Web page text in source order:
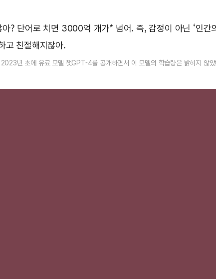
? 단어로 치면 3000억 개가* 넘어. 즉, 감정이 아닌 ‘인간
고 친절해지잖아.
년 초에 유료 모델 챗GPT-4를 공개하면서 이 모델의 학습량은 밝히지 않았